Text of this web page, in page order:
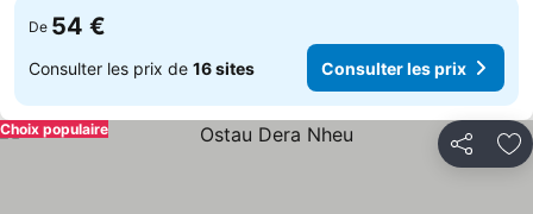
De 54 €
Consulter les prix de 16 sites Consulter les prix
Partager
Choix populaire